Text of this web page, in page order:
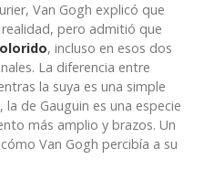
Van Gogh explicó que
pero admitió que
, incluso en esos dos
La diferencia entre
la suya es una simple
de Gauguin es una especie
más amplio y brazos. Un
Van Gogh percibía a su